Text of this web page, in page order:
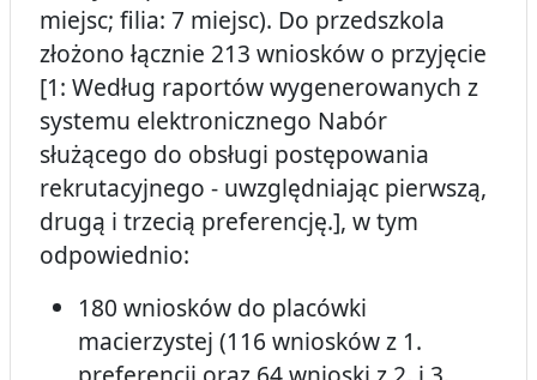
miejsc; filia: 7 miejsc). Do przedszkola
złożono łącznie 213 wniosków o przyjęcie
[1: Według raportów wygenerowanych z
systemu elektronicznego Nabór
służącego do obsługi postępowania
rekrutacyjnego - uwzględniając pierwszą,
drugą i trzecią preferencję.], w tym
odpowiednio:
180 wniosków do placówki
macierzystej (116 wniosków z 1.